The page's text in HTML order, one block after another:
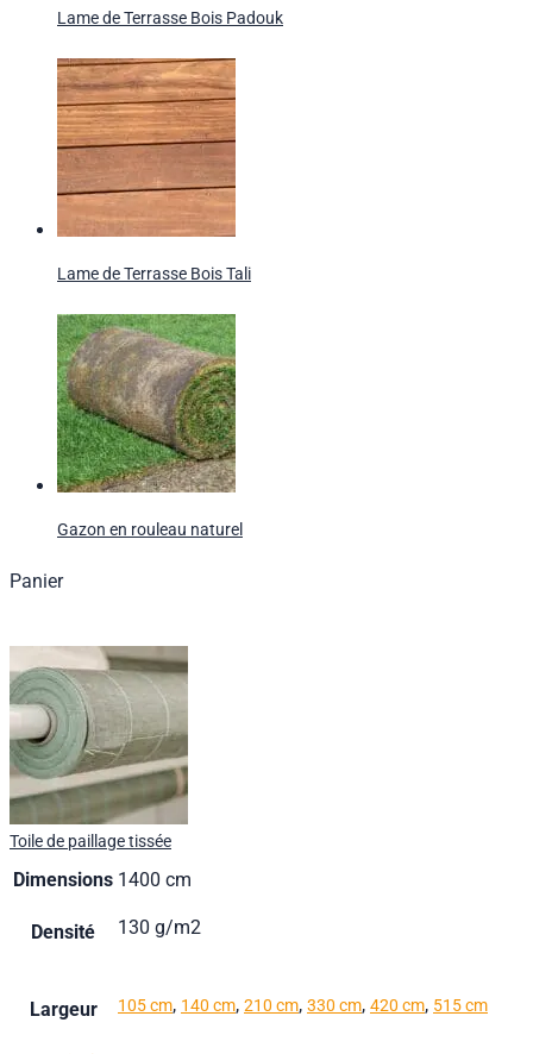
Lame de Terrasse Bois Padouk
Lame de Terrasse Bois Tali
Gazon en rouleau naturel
Panier
Toile de paillage tissée
Dimensions 1400 cm
Densité 130 g/m2
Largeur 105 cm, 140 cm, 210 cm, 330 cm, 420 cm, 515 cm